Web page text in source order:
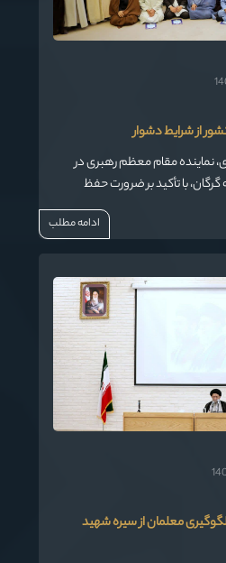
از شرایط دشوار
نماینده مقام معظم رهبری در
با تأکید بر ضرورت حفظ
کشور بیش از هر زمان دیگری
تقویت روحیه تاب‌آوری در جامعهادامه مطلب
معلمان از سیره شهید